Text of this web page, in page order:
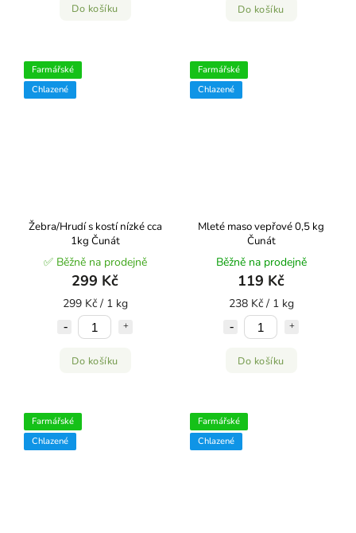
Do košíku Do košíku
Farmářské
Chlazené
Žebra/Hrudí s kostí nízké cca
1kg Čunát
✅ Běžně na prodejně
299 Kč
299 Kč / 1 kg
Do košíku
Farmářské
Chlazené
Mleté maso vepřové 0,5 kg
Čunát
Běžně na prodejně
119 Kč
238 Kč / 1 kg
Do košíku
Farmářské
Chlazené
Farmářské
Chlazené